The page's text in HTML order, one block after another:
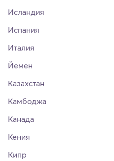
Исландия
Испания
Италия
Йемен
Казахстан
Камбоджа
Канада
Кения
Кипр